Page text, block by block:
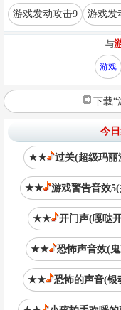
游戏发动攻击9 游戏发
与
游戏
下载“
今
★★ 过关(超级玛丽
★★ 游戏警告音效
★★ 开门声(嘎哒
★★ 恐怖声音效(
★★ 恐怖的声音(银